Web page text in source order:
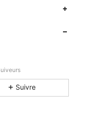
Suivre